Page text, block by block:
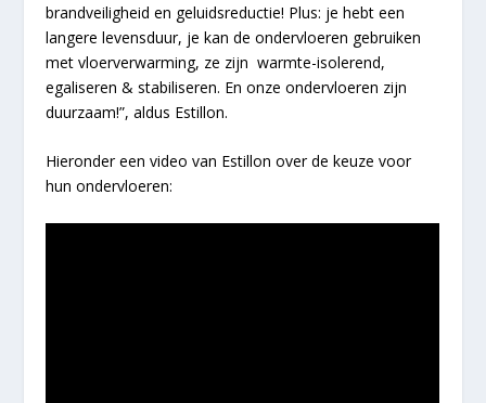
brandveiligheid en geluidsreductie! Plus: je hebt een
langere levensduur, je kan de ondervloeren gebruiken
met vloerverwarming, ze zijn warmte-isolerend,
egaliseren & stabiliseren. En onze ondervloeren zijn
duurzaam!”, aldus Estillon.
Hieronder een video van Estillon over de keuze voor
hun ondervloeren: